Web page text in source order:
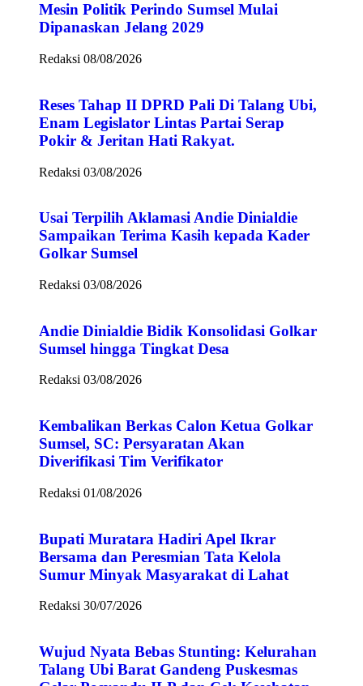
Mesin Politik Perindo Sumsel Mulai
Dipanaskan Jelang 2029
Redaksi 08/08/2026
Reses Tahap II DPRD Pali Di Talang Ubi,
Enam Legislator Lintas Partai Serap
Pokir & Jeritan Hati Rakyat.
Redaksi 03/08/2026
Usai Terpilih Aklamasi Andie Dinialdie
Sampaikan Terima Kasih kepada Kader
Golkar Sumsel
Redaksi 03/08/2026
Andie Dinialdie Bidik Konsolidasi Golkar
Sumsel hingga Tingkat Desa
Redaksi 03/08/2026
Kembalikan Berkas Calon Ketua Golkar
Sumsel, SC: Persyaratan Akan
Diverifikasi Tim Verifikator
Redaksi 01/08/2026
Bupati Muratara Hadiri Apel Ikrar
Bersama dan Peresmian Tata Kelola
Sumur Minyak Masyarakat di Lahat
Redaksi 30/07/2026
Wujud Nyata Bebas Stunting: Kelurahan
Talang Ubi Barat Gandeng Puskesmas